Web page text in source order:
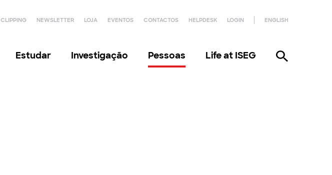
CLIPPING NEWSLETTER LOJA EVENTOS CONTACTOS HELPDESK LOGIN ENGLISH
Estudar Investigação Pessoas Life at ISEG